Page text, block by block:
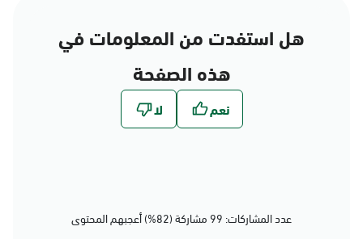
هل استفدت من المعلومات في
هذه الصفحة
عدد المشاركات: 99 مشاركة (82%) أعجبهم المحتوى